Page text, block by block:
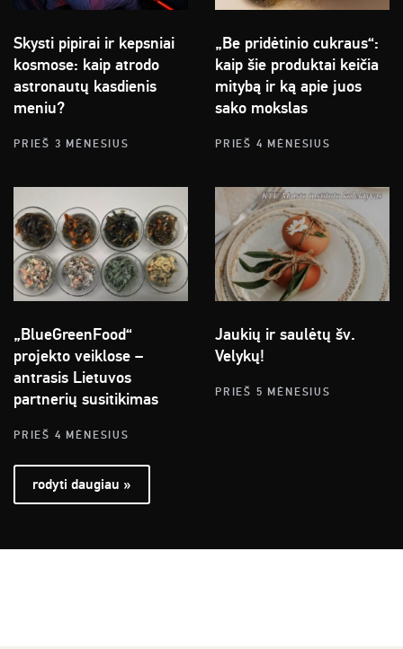
Skysti pipirai ir kepsniai
kosmose: kaip atrodo
astronautų kasdienis
meniu?
PRIEŠ 3 MĖNESIUS
„Be pridėtinio cukraus“:
kaip šie produktai keičia
mitybą ir ką apie juos
sako mokslas
PRIEŠ 4 MĖNESIUS
„BlueGreenFood“
projekto veiklose –
antrasis Lietuvos
partnerių susitikimas
PRIEŠ 4 MĖNESIUS
Jaukių ir saulėtų šv.
Velykų!
PRIEŠ 5 MĖNESIUS
rodyti daugiau »